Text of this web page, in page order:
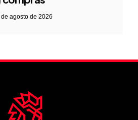
agosto de 2026